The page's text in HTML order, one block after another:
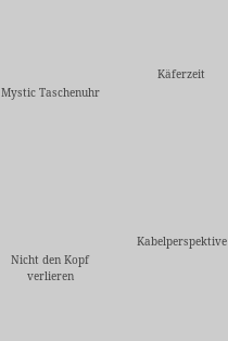
Mystic Taschenuhr
Käferzeit
Nicht den Kopf
verlieren
Kabelperspektive